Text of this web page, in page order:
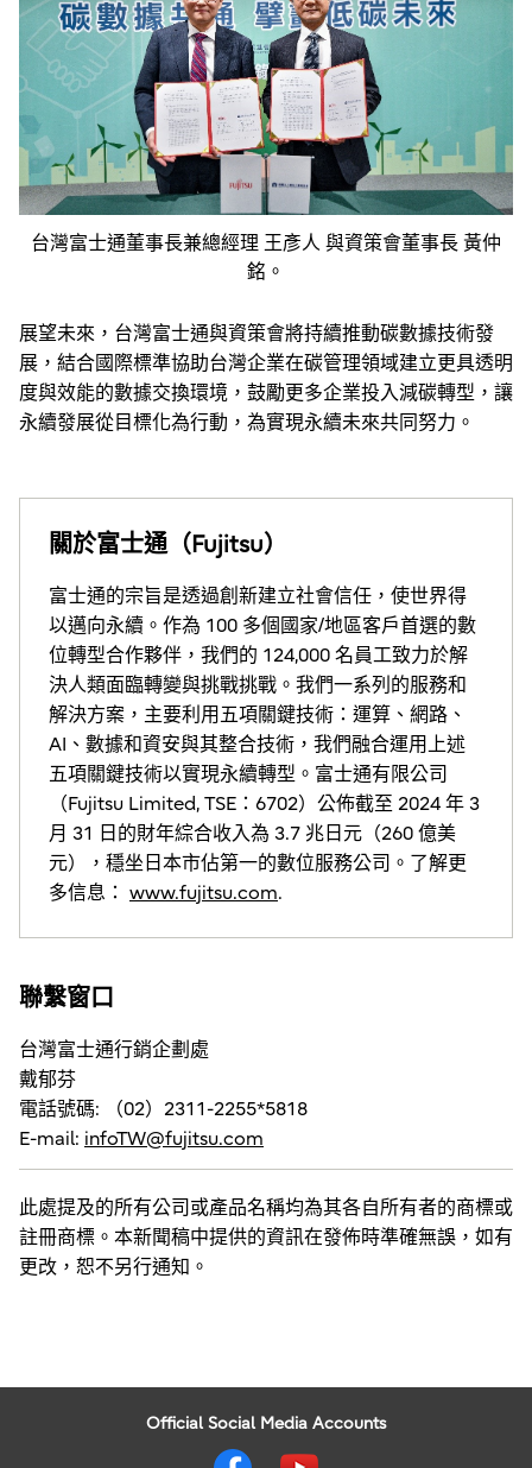
台灣富士通董事長兼總經理 王彥人 與資策會董事長 黃仲
銘。
展望未來，台灣富士通與資策會將持續推動碳數據技術發
展，結合國際標準協助台灣企業在碳管理領域建立更具透明
度與效能的數據交換環境，鼓勵更多企業投入減碳轉型，讓
永續發展從目標化為行動，為實現永續未來共同努力。
關於富士通（Fujitsu）
富士通的宗旨是透過創新建立社會信任，使世界得
以邁向永續。作為 100 多個國家/地區客戶首選的數
位轉型合作夥伴，我們的 124,000 名員工致力於解
決人類面臨轉變與挑戰挑戰。我們一系列的服務和
解決方案，主要利用五項關鍵技術：運算、網路、
AI、數據和資安與其整合技術，我們融合運用上述
五項關鍵技術以實現永續轉型。富士通有限公司
（Fujitsu Limited, TSE：6702）公佈截至 2024 年 3
月 31 日的財年綜合收入為 3.7 兆日元（260 億美
元），穩坐日本市佔第一的數位服務公司。了解更
多信息： www.fujitsu.com.
聯繫窗口
台灣富士通行銷企劃處
戴郁芬
電話號碼: （02）2311-2255*5818
E-mail: infoTW@fujitsu.com
此處提及的所有公司或產品名稱均為其各自所有者的商標或
註冊商標。本新聞稿中提供的資訊在發佈時準確無誤，如有
更改，恕不另行通知。
Official Social Media Accounts